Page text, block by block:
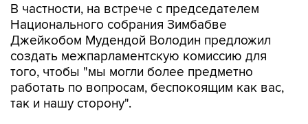
В частности, на встрече с председателем
Национального собрания Зимбабве
Джейкобом Мудендой Володин предложил
создать межпарламентскую комиссию для
того, чтобы "мы могли более предметно
работать по вопросам, беспокоящим как вас,
так и нашу сторону".